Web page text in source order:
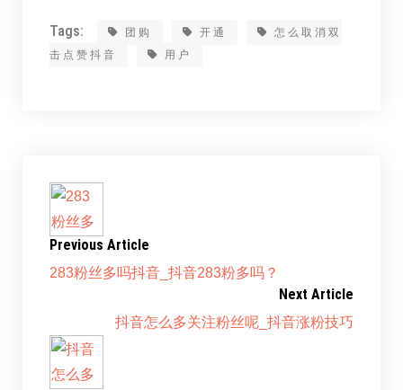
Tags: 团购 开通
怎么取消双
击点赞抖音
用户
Previous Article
283粉丝多吗抖音_抖音283粉多吗？
Next Article
抖音怎么多关注粉丝呢_抖音涨粉技巧